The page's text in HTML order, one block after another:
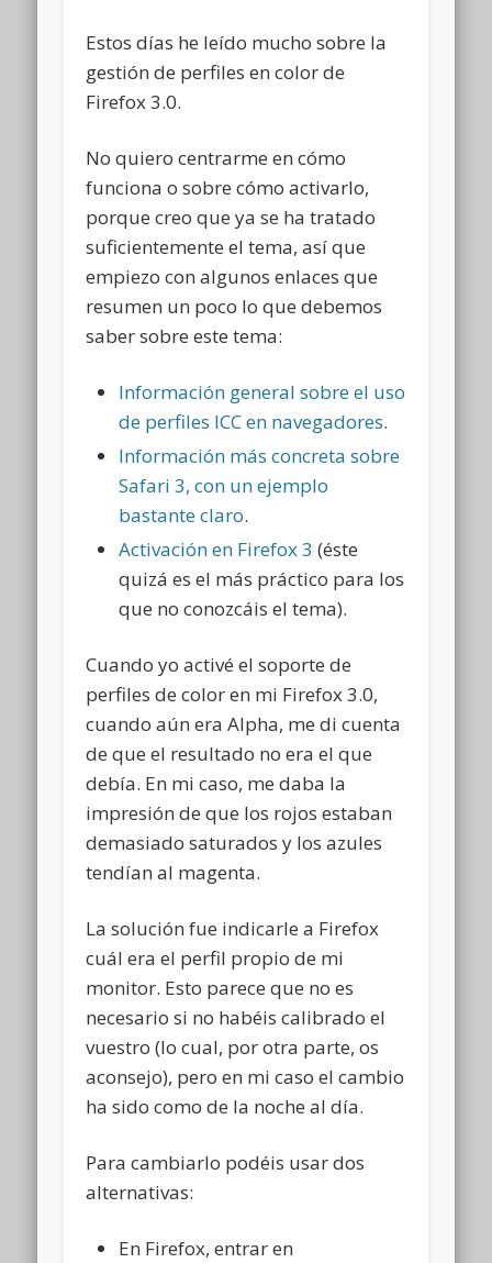
Estos días he leído mucho sobre la
gestión de perfiles en color de
Firefox 3.0.
No quiero centrarme en cómo
funciona o sobre cómo activarlo,
porque creo que ya se ha tratado
suficientemente el tema, así que
empiezo con algunos enlaces que
resumen un poco lo que debemos
saber sobre este tema:
Información general sobre el uso
de perfiles ICC en navegadores.
Información más concreta sobre
Safari 3, con un ejemplo
bastante claro.
Activación en Firefox 3 (éste
quizá es el más práctico para los
que no conozcáis el tema).
Cuando yo activé el soporte de
perfiles de color en mi Firefox 3.0,
cuando aún era Alpha, me di cuenta
de que el resultado no era el que
debía. En mi caso, me daba la
impresión de que los rojos estaban
demasiado saturados y los azules
tendían al magenta.
La solución fue indicarle a Firefox
cuál era el perfil propio de mi
monitor. Esto parece que no es
necesario si no habéis calibrado el
vuestro (lo cual, por otra parte, os
aconsejo), pero en mi caso el cambio
ha sido como de la noche al día.
Para cambiarlo podéis usar dos
alternativas:
En Firefox, entrar en